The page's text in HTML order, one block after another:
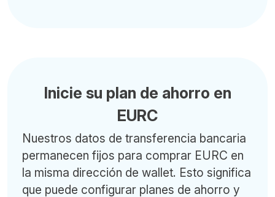
Inicie su plan de ahorro en
EURC
Nuestros datos de transferencia bancaria
permanecen fijos para comprar EURC en
la misma dirección de wallet. Esto significa
que puede configurar planes de ahorro y